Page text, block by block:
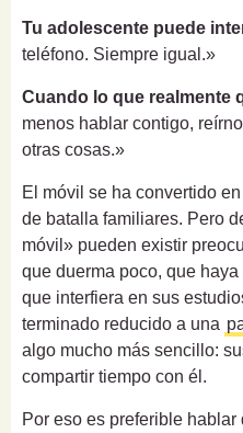
Tu adolescente puede
teléfono. Siempre igual.»
Cuando lo que realmente
menos hablar contigo,
otras cosas.»
El móvil se ha convertido
de batalla familiares. Pero
móvil» pueden existir
que duerma poco, que
que interfiera en sus
terminado reducido a una
algo mucho más sencillo:
compartir tiempo con él.
Por eso es preferible